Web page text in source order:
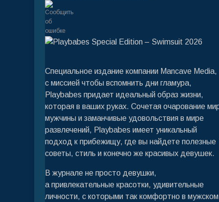
Специальное издание компании Mancave Media,
с миссией чтобы вспомнить дни гламура,
Playbabes придает идеальный образ жизни,
которая в ваших руках. Сочетая очарование
мужчины и заманчивые удовольствия в мире
развлечений, Playbabes имеет уникальный
подход к прибежищу, где вы найдете полезные
советы, стиль и конечно же красивых девушек.
В журнале не просто девушки,
а привлекательные красотки, удивительные
личности, с которыми так комфортно в мужском